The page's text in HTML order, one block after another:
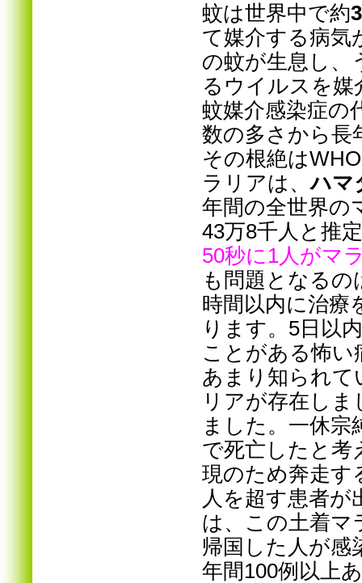
蚊は世界中で約
て媒介する病気
の蚊が生息し、
るウイルスを媒
蚊媒介感染症の
数の多さから長
その根絶は
ラリアは、ハマ
年間の全世界の
43万8千人と推
50秒に1人がマ
も問題となるの
時間以内に治療
ります。5日以
ことがある怖い
あまり知られて
リアが存在し
ました。一休
で死亡したと考
現のため奔走す
人を超す患者
は、この土着マ
帰国した人が感
年間100例以上